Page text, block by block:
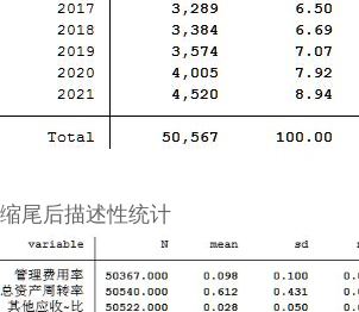
缩尾后描述性统计